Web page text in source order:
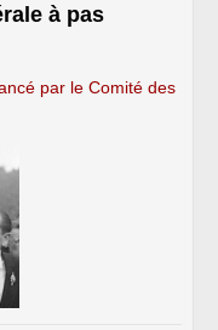
à pas
par le Comité des